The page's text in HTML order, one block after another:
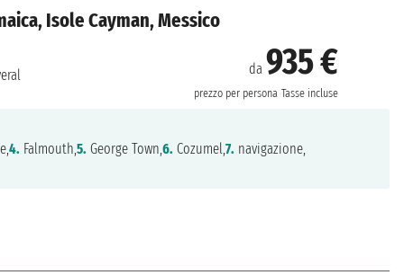
Isole Cayman, Messico
da 935 €
prezzo per persona Tasse incluse
4. Falmouth,5. George Town,6. Cozumel,7. navigazione,